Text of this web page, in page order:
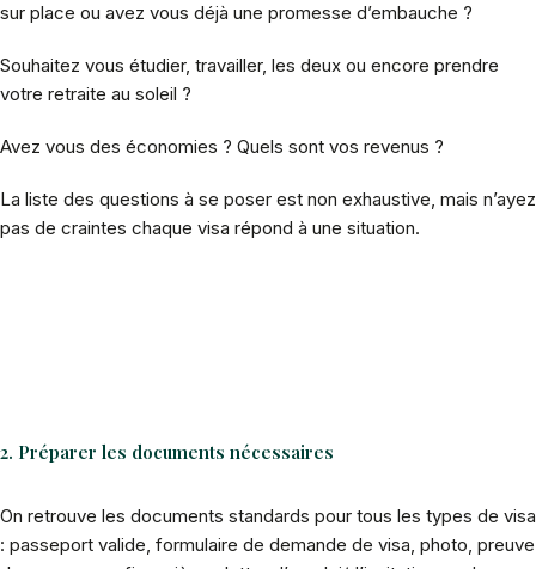
sur place ou avez vous déjà une promesse d’embauche ?
Souhaitez vous étudier, travailler, les deux ou encore prendre
votre retraite au soleil ?
Avez vous des économies ? Quels sont vos revenus ?
La liste des questions à se poser est non exhaustive, mais n’ayez
pas de craintes chaque visa répond à une situation.
2. Préparer les documents nécessaires
On retrouve les documents standards pour tous les types de visa
: passeport valide, formulaire de demande de visa, photo, preuve